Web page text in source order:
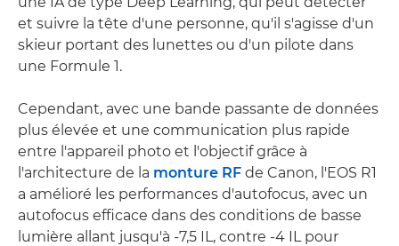
et suivre la tête d'une personne, qu'il s'agisse d'un
skieur portant des lunettes ou d'un pilote dans
une Formule 1.
Cependant, avec une bande passante de données
plus élevée et une communication plus rapide
entre l'appareil photo et l'objectif grâce à
l'architecture de la monture RF de Canon, l'EOS R1
a amélioré les performances d'autofocus, avec un
autofocus efficace dans des conditions de basse
lumière allant jusqu'à -7,5 IL, contre -4 IL pour